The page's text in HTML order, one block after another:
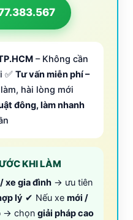
– Không cần
✅ Tư vấn miễn phí –
hài lòng mới
đông, làm nhanh
KHI LÀM
xe gia đình → ưu tiên
lý ✔ Nếu xe mới /
→ chọn giải pháp cao